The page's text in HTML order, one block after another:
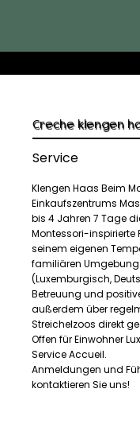
Creche klengen
Service
Klengen Haas Beim
Einkaufszentrums
bis 4 Jahren 7 Tage
Montessori-inspirierte
seinem eigenen
familiären Umgebung
(Luxemburgisch,
Betreuung und
außerdem über
Streichelzoos direkt
Offen für Einwohner
Service Accueil.
Anmeldungen und
kontaktieren Sie uns!